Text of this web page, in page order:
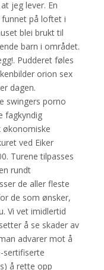
jeg lever. En
funnet på loftet i
blei brukt til
barn i området.
Pudderet føles
orion sex
dagen.
swingers porno
fagkyndig
økonomiske
ved Eiker
Turene tilpasses
rundt
de aller fleste
de som ønsker,
Vi vet imidlertid
å se skader av
advarer mot å
sertifiserte
å rette opp